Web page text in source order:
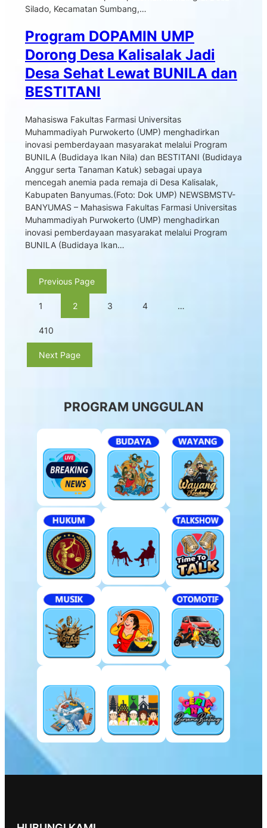
Silado, Kecamatan Sumbang,…
Program DOPAMIN UMP
Dorong Desa Kalisalak Jadi
Desa Sehat Lewat BUNILA dan
BESTITANI
Mahasiswa Fakultas Farmasi Universitas
Muhammadiyah Purwokerto (UMP) menghadirkan
inovasi pemberdayaan masyarakat melalui Program
BUNILA (Budidaya Ikan Nila) dan BESTITANI (Budidaya
Anggur serta Tanaman Katuk) sebagai upaya
mencegah anemia pada remaja di Desa Kalisalak,
Kabupaten Banyumas.(Foto: Dok UMP) NEWSBMSTV-
BANYUMAS – Mahasiswa Fakultas Farmasi Universitas
Muhammadiyah Purwokerto (UMP) menghadirkan
inovasi pemberdayaan masyarakat melalui Program
BUNILA (Budidaya Ikan…
Previous Page
1 2 3 4 …
410
Next Page
PROGRAM UNGGULAN